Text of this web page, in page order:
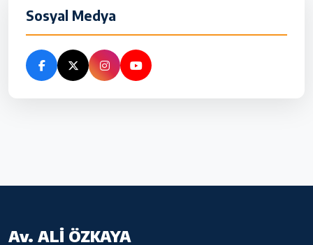
Sosyal Medya
Av. ALİ ÖZKAYA